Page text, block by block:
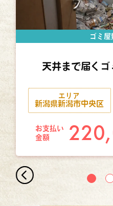
ゴミ屋
天井まで届く
エリア
新潟県新潟市中央区
お支払い
金額